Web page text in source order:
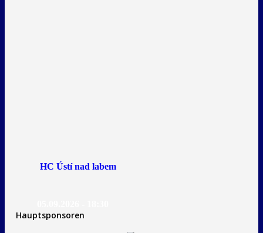
HC Ústí nad labem
Hauptsponsoren